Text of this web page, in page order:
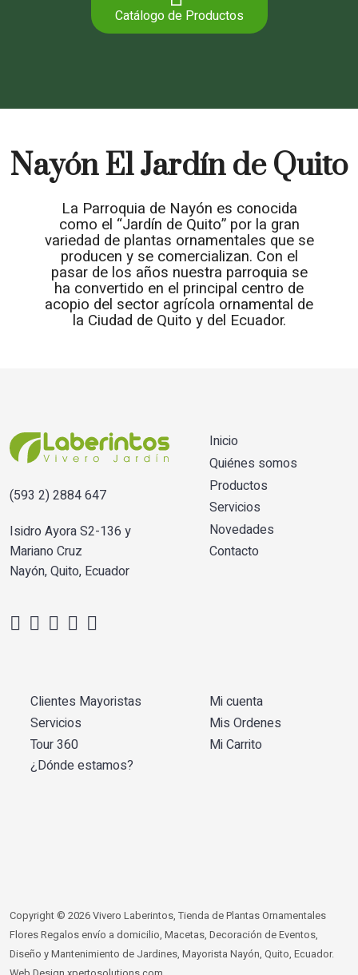
Catálogo de Productos
Nayón El Jardín de Quito
La Parroquia de Nayón es conocida
como el “Jardín de Quito” por la gran
variedad de plantas ornamentales que se
producen y se comercializan. Con el
pasar de los años nuestra parroquia se
ha convertido en el principal centro de
acopio del sector agrícola ornamental de
la Ciudad de Quito y del Ecuador.
(593 2) 2884 647
Isidro Ayora S2-136 y
Mariano Cruz
Nayón, Quito, Ecuador
Inicio
Quiénes somos
Productos
Servicios
Novedades
Contacto
Clientes Mayoristas
Servicios
Tour 360
¿Dónde estamos?
Mi cuenta
Mis Ordenes
Mi Carrito
Copyright © 2026 Vivero Laberintos, Tienda de Plantas Ornamentales
Flores Regalos envío a domicilio, Macetas, Decoración de Eventos,
Diseño y Mantenimiento de Jardines, Mayorista Nayón, Quito, Ecuador.